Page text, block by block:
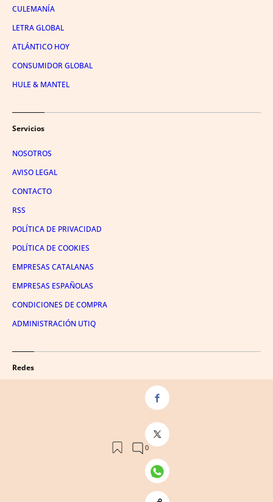
CULEMANÍA
LETRA GLOBAL
ATLÁNTICO HOY
CONSUMIDOR GLOBAL
HULE & MANTEL
Servicios
NOSOTROS
AVISO LEGAL
CONTACTO
RSS
POLÍTICA DE PRIVACIDAD
POLÍTICA DE COOKIES
EMPRESAS CATALANAS
EMPRESAS ESPAÑOLAS
CONDICIONES DE COMPRA
ADMINISTRACIÓN UTIQ
Redes